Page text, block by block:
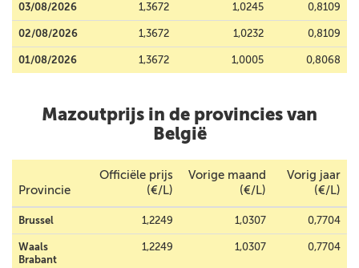
03/08/2026 1,3672 1,0245 0,8109
02/08/2026 1,3672 1,0232 0,8109
01/08/2026 1,3672 1,0005 0,8068
Mazoutprijs in de provincies van
België
Provincie
Officiële prijs
(€/L)
Vorige maand
(€/L)
Vorig jaar
(€/L)
Brussel 1,2249 1,0307 0,7704
Waals
Brabant
1,2249 1,0307 0,7704